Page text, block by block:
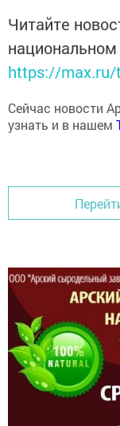
Читайте
https://max.ru/
Сейчас новости
узнать и в нашем